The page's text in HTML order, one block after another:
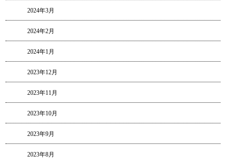
2024年3月
2024年2月
2024年1月
2023年12月
2023年11月
2023年10月
2023年9月
2023年8月